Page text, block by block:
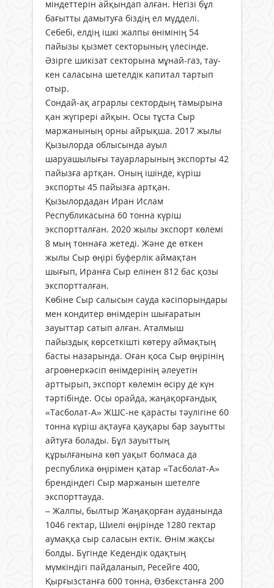
міндеттерін айқындап алған. Негізі бұл
бағытты дамытуға біздің ел мүдделі.
Себебі, елдің ішкі жалпы өнімінің 54
пайызы қызмет секторының үлесінде.
Әзірге шикізат секторына мұнай-газ, тау-
кен саласына шетелдік капитал тартып
отыр.
Сондай-ақ аграрлы сектордың тамырына
қан жүгірері айқын. Осы тұста Сыр
маржанының орны айрықша. 2017 жылы
Қызылорда облысында ауыл
шаруашылығы тауарларының экспорты 42
пайызға артқан. Оның ішінде, күріш
экспорты 45 пайызға артқан.
Қызылордадан Иран Ислам
Республикасына 60 тонна күріш
экспортталған. 2020 жылы экспорт көлемі
8 мың тоннаға жетеді. Және де өткен
жылы Сыр өңірі буферлік аймақтан
шығып, Иранға Сыр елінен 812 бас қозы
экспортталған.
Көбіне Сыр салысын сауда кәсіпорындары
мен кондитер өнімдерін шығаратын
зауыттар сатып алған. Аталмыш
пайыздық көрсеткішті көтеру аймақтың
басты назарында. Оған қоса Сыр өңірінің
агроөнеркәсіп өнімдерінің әлеуетін
арттырып, экспорт көлемін өсіру де күн
тәртібінде. Осы орайда, жаңақорғандық
«Тасболат-А» ЖШС-не қарасты тәулігіне 60
тонна күріш ақтауға қауқары бар зауытты
айтуға болады. Бұл зауыттың
құрылғанына көп уақыт болмаса да
республика өңірімен қатар «Тасболат-А»
брендіндегі Сыр маржанын шетелге
экспорттауда.
– Жалпы, былтыр Жаңақорған ауданында
1046 гектар, Шиелі өңірінде 1280 гектар
аумаққа сыр саласын ектік. Өнім жақсы
болды. Бүгінде Кедендік одақтың
мүмкіндігі пайдаланып, Ресейге 400,
Қырғызстанға 600 тонна, Өзбекстанға 200